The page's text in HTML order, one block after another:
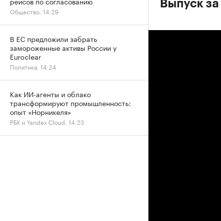
Выпуск
Общество, 14:29
В ЕС предложили забрать
замороженные активы России у
Euroclear
Политика, 14:24
Как ИИ-агенты и облако
трансформируют промышленность:
опыт «Норникеля»
РБК и Yandex Cloud, 14:23